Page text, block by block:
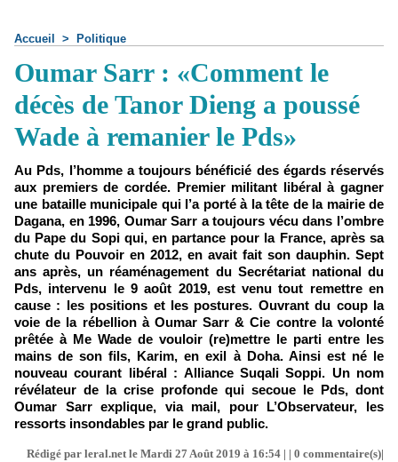
Accueil > Politique
Oumar Sarr : «Comment le
décès de Tanor Dieng a poussé
Wade à remanier le Pds»
Au Pds, l’homme a toujours bénéficié des égards réservés
aux premiers de cordée. Premier militant libéral à gagner
une bataille municipale qui l’a porté à la tête de la mairie de
Dagana, en 1996, Oumar Sarr a toujours vécu dans l’ombre
du Pape du Sopi qui, en partance pour la France, après sa
chute du Pouvoir en 2012, en avait fait son dauphin. Sept
ans après, un réaménagement du Secrétariat national du
Pds, intervenu le 9 août 2019, est venu tout remettre en
cause : les positions et les postures. Ouvrant du coup la
voie de la rébellion à Oumar Sarr & Cie contre la volonté
prêtée à Me Wade de vouloir (re)mettre le parti entre les
mains de son fils, Karim, en exil à Doha. Ainsi est né le
nouveau courant libéral : Alliance Suqali Soppi. Un nom
révélateur de la crise profonde qui secoue le Pds, dont
Oumar Sarr explique, via mail, pour L’Observateur, les
ressorts insondables par le grand public.
Rédigé par leral.net le Mardi 27 Août 2019 à 16:54 | | 0 commentaire(s)|